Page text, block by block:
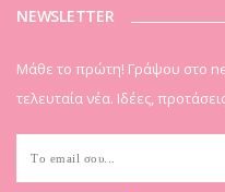
NEWSLETTER
Μάθε το πρώτη! Γράψου στο
τελευταία νέα. Ιδέες,